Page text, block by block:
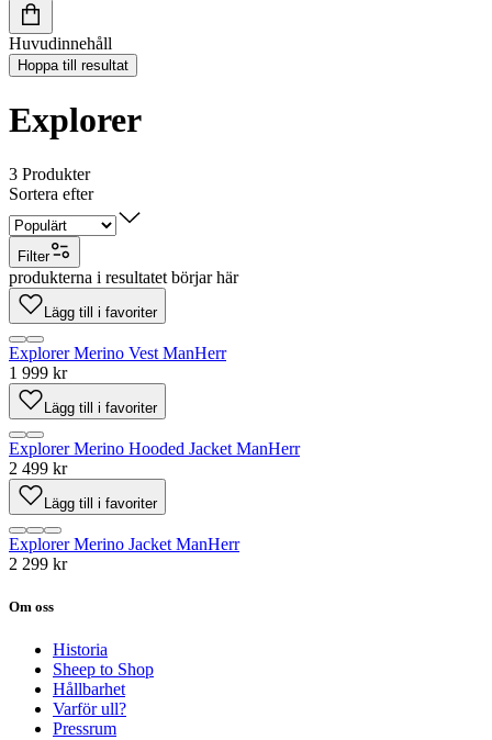
Huvudinnehåll
Hoppa till resultat
Explorer
3 Produkter
Sortera efter
Filter
produkterna i resultatet börjar här
Lägg till i favoriter
Explorer Merino Vest ManHerr
1 999 kr
Lägg till i favoriter
Explorer Merino Hooded Jacket ManHerr
2 499 kr
Lägg till i favoriter
Explorer Merino Jacket ManHerr
2 299 kr
Om oss
Historia
Sheep to Shop
Hållbarhet
Varför ull?
Pressrum